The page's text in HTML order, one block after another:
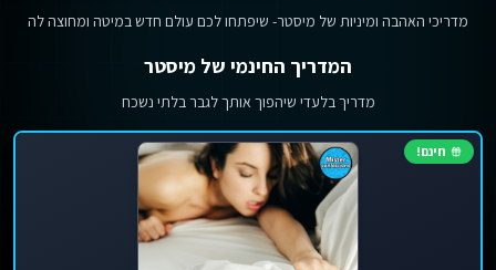
מדריכי האהבה ומיניות של מיסטר- שיפתחו לכם עולם חדש במיטה ומחוצה לה
המדריך החינמי של מיסטר
מדריך בלעדי שיהפוך אותך לגבר בלתי נשכח
חינם!